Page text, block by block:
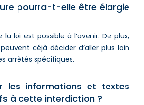
pourra-t-elle être élargie
la loi est possible à l’avenir. De plus,
déjà décider d’aller plus loin
arrêtés spécifiques.
les informations et textes
à cette interdiction ?